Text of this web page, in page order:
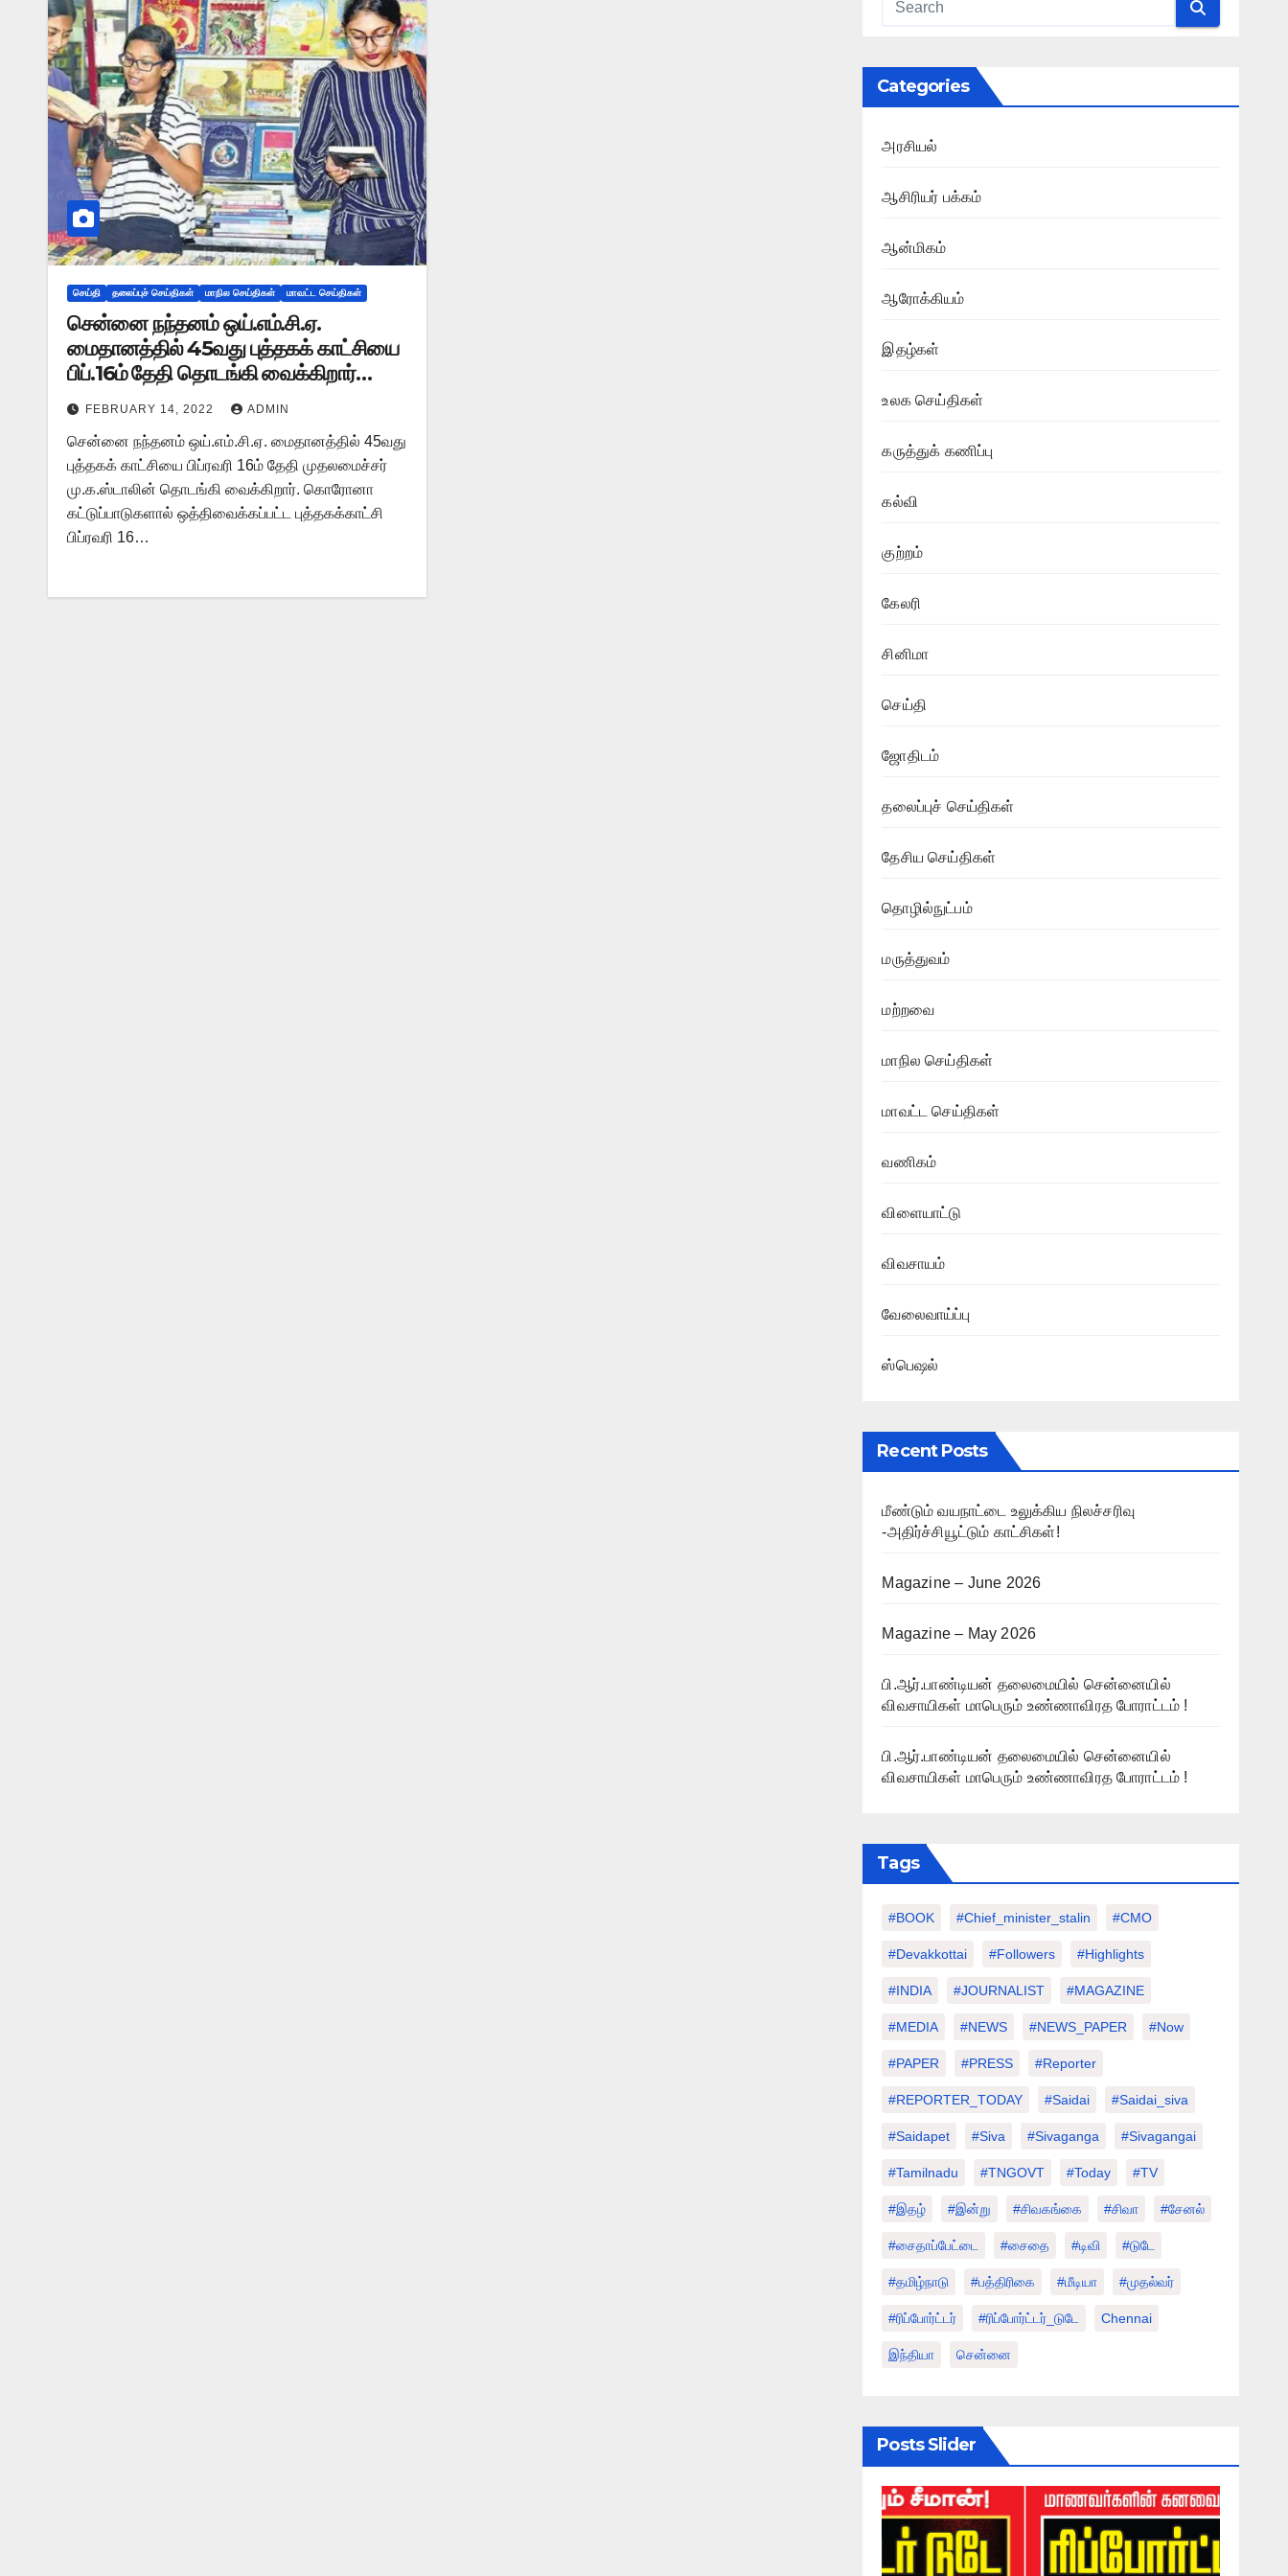
செய்தி தலைப்புச் செய்திகள் மாநில செய்திகள் மாவட்ட செய்திகள்
சென்னை நந்தனம் ஒய்.எம்.சி.ஏ.
மைதானத்தில் 45வது புத்தகக் காட்சியை
பிப்.16ம் தேதி தொடங்கி வைக்கிறார்
முதல்வர் மு.க.ஸ்டாலின்..!!
FEBRUARY 14, 2022 ADMIN
சென்னை நந்தனம் ஒய்.எம்.சி.ஏ. மைதானத்தில் 45வது
புத்தகக் காட்சியை பிப்ரவரி 16ம் தேதி முதலமைச்சர்
மு.க.ஸ்டாலின் தொடங்கி வைக்கிறார். கொரோனா
கட்டுப்பாடுகளால் ஒத்திவைக்கப்பட்ட புத்தகக்காட்சி
பிப்ரவரி 16…
Categories
அரசியல்
ஆசிரியர் பக்கம்
ஆன்மிகம்
ஆரோக்கியம்
இதழ்கள்
உலக செய்திகள்
கருத்துக் கணிப்பு
கல்வி
குற்றம்
கேலரி
சினிமா
செய்தி
ஜோதிடம்
தலைப்புச் செய்திகள்
தேசிய செய்திகள்
தொழில்நுட்பம்
மருத்துவம்
மற்றவை
மாநில செய்திகள்
மாவட்ட செய்திகள்
வணிகம்
விளையாட்டு
விவசாயம்
வேலைவாய்ப்பு
ஸ்பெஷல்
Recent Posts
மீண்டும் வயநாட்டை உலுக்கிய நிலச்சரிவு
-அதிர்ச்சியூட்டும் காட்சிகள்!
Magazine – June 2026
Magazine – May 2026
பி.ஆர்.பாண்டியன் தலைமையில் சென்னையில்
விவசாயிகள் மாபெரும் உண்ணாவிரத போராட்டம் !
பி.ஆர்.பாண்டியன் தலைமையில் சென்னையில்
விவசாயிகள் மாபெரும் உண்ணாவிரத போராட்டம் !
Tags
#BOOK #chief_minister_stalin #CMO
#devakkottai #followers #highlights
#INDIA #JOURNALIST #MAGAZINE
#MEDIA #NEWS #NEWS_PAPER #Now
#PAPER #PRESS #Reporter
#REPORTER_TODAY #saidai #saidai_siva
#saidapet #Siva #Sivaganga #sivagangai
#tamilnadu #TNGOVT #today #TV
#இதழ் #இன்று #சிவகங்கை #சிவா #சேனல்
#சைதாப்பேட்டை #சைதை #டிவி #டுடே
#தமிழ்நாடு #பத்திரிகை #மீடியா #முதல்வர்
#ரிப்போர்ட்டர் #ரிப்போர்ட்டர்_டுடே Chennai
இந்தியா சென்னை
Posts Slider